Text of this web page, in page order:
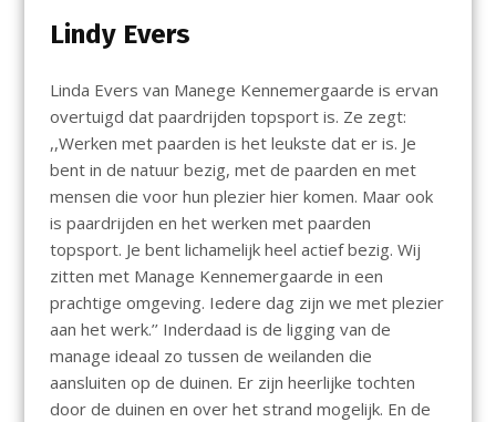
Lindy Evers
Linda Evers van Manege Kennemergaarde is ervan
overtuigd dat paardrijden topsport is. Ze zegt:
,,Werken met paarden is het leukste dat er is. Je
bent in de natuur bezig, met de paarden en met
mensen die voor hun plezier hier komen. Maar ook
is paardrijden en het werken met paarden
topsport. Je bent lichamelijk heel actief bezig. Wij
zitten met Manage Kennemergaarde in een
prachtige omgeving. Iedere dag zijn we met plezier
aan het werk.’’ Inderdaad is de ligging van de
manage ideaal zo tussen de weilanden die
aansluiten op de duinen. Er zijn heerlijke tochten
door de duinen en over het strand mogelijk. En de